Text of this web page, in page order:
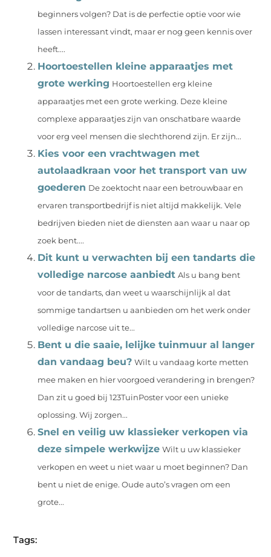
beginners volgen? Dat is de perfectie optie voor wie
lassen interessant vindt, maar er nog geen kennis over
heeft....
Hoortoestellen kleine apparaatjes met
grote werking Hoortoestellen erg kleine
apparaatjes met een grote werking. Deze kleine
complexe apparaatjes zijn van onschatbare waarde
voor erg veel mensen die slechthorend zijn. Er zijn...
Kies voor een vrachtwagen met
autolaadkraan voor het transport van uw
goederen De zoektocht naar een betrouwbaar en
ervaren transportbedrijf is niet altijd makkelijk. Vele
bedrijven bieden niet de diensten aan waar u naar op
zoek bent....
Dit kunt u verwachten bij een tandarts die
volledige narcose aanbiedt Als u bang bent
voor de tandarts, dan weet u waarschijnlijk al dat
sommige tandartsen u aanbieden om het werk onder
volledige narcose uit te...
Bent u die saaie, lelijke tuinmuur al langer
dan vandaag beu? Wilt u vandaag korte metten
mee maken en hier voorgoed verandering in brengen?
Dan zit u goed bij 123TuinPoster voor een unieke
oplossing. Wij zorgen...
Snel en veilig uw klassieker verkopen via
deze simpele werkwijze Wilt u uw klassieker
verkopen en weet u niet waar u moet beginnen? Dan
bent u niet de enige. Oude auto’s vragen om een
grote...
Tags: